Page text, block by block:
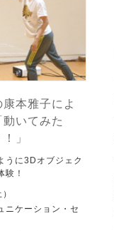
本雅子によ
いてみた
」
うに3Dオブジェク
験！
ニケーション・セ